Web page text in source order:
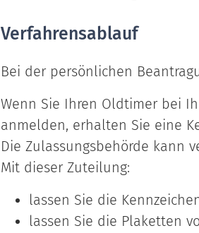
Verfahrensablauf
Bei der persönlichen
Wenn Sie Ihren Oldtimer bei
anmelden, erhalten Sie eine
Die Zulassungsbehörde kann
Mit dieser Zuteilung:
lassen Sie die
lassen Sie die Plaketten